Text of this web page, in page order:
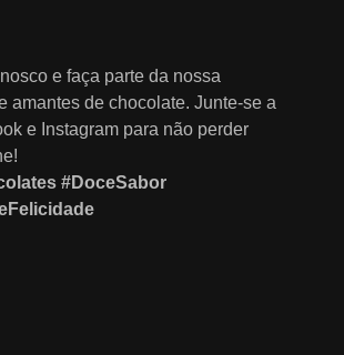
e faça parte da nossa
amantes de chocolate. Junte-se a
e Instagram para não perder
#DoceSabor